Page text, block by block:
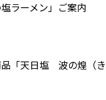
ラーメン」ご案内
「天日塩 波の煌（き